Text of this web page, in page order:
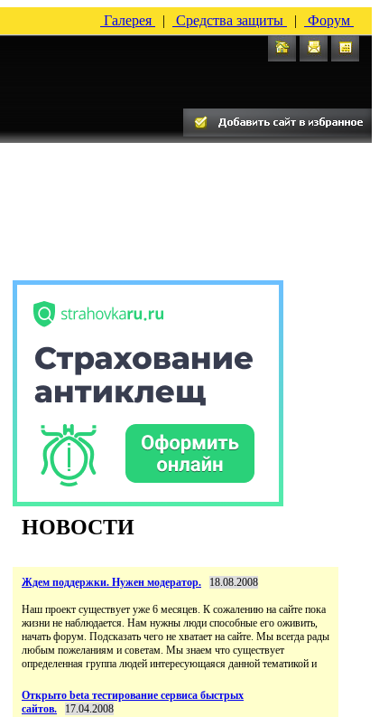
Галерея | Средства защиты | Форум
НОВОСТИ
Ждем поддержки. Нужен модератор. 18.08.2008
Наш проект существует уже 6 месяцев. К сожалению на сайте пока
жизни не наблюдается. Нам нужны люди способные его оживить,
начать форум. Подсказать чего не хватает на сайте. Мы всегда рады
любым пожеланиям и советам. Мы знаем что существует
определенная группа людей интересующаяся данной тематикой и
Открыто beta тестирование сервиса быстрых
сайтов.
17.04.2008